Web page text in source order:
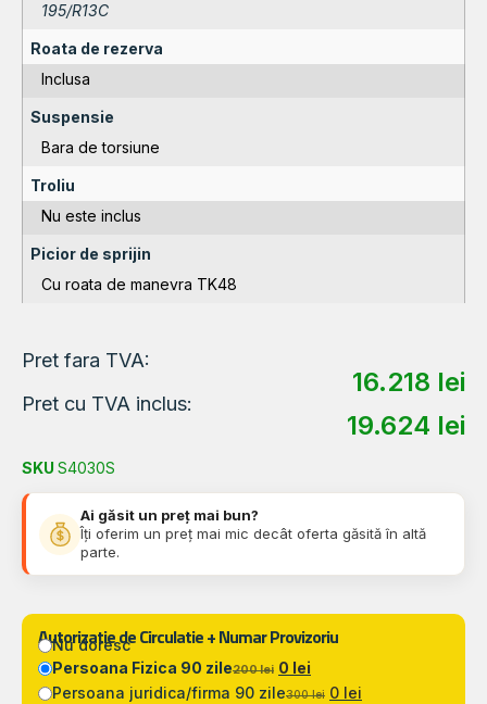
195/R13C
Roata de rezerva
Inclusa
Suspensie
Bara de torsiune
Troliu
Nu este inclus
Picior de sprijin
Cu roata de manevra TK48
Pret fara TVA:
16.218 lei
Pret cu TVA inclus:
19.624 lei
SKU S4030S
Ai găsit un preț mai bun?
Îți oferim un preț mai mic decât oferta găsită în altă
parte.
Autorizatie de Circulatie + Numar Provizoriu
Nu doresc
Persoana Fizica 90 zile200 lei 0 lei
Persoana juridica/firma 90 zile300 lei 0 lei